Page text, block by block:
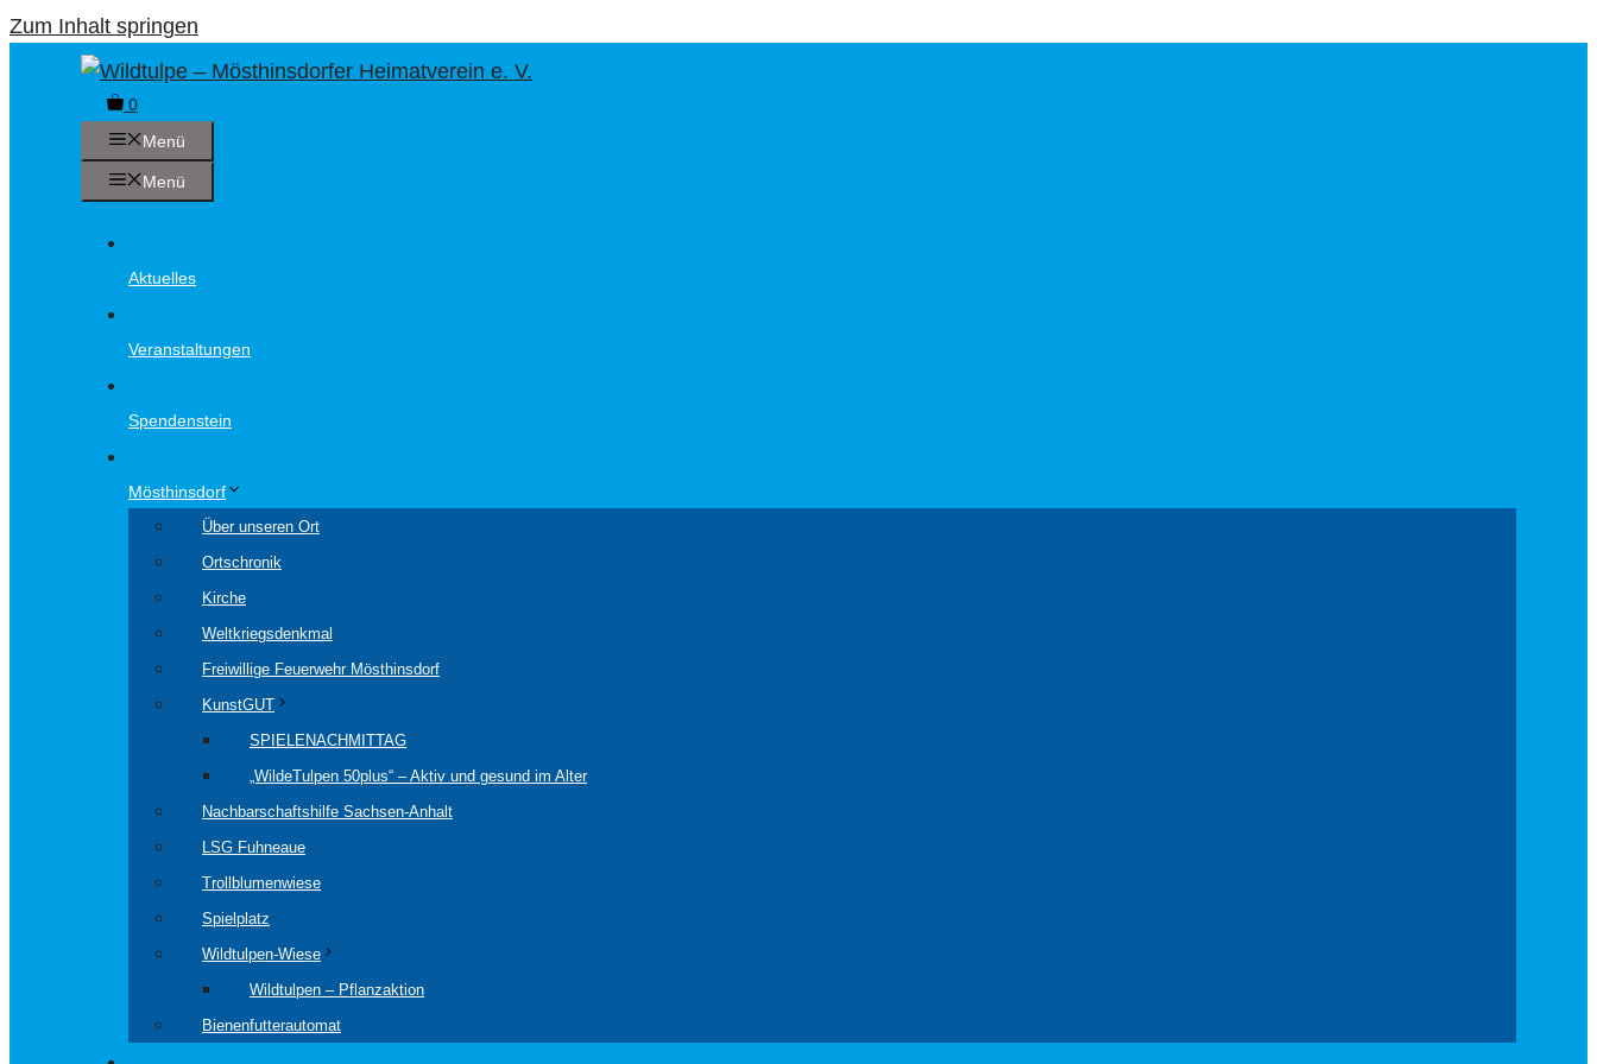
Zum Inhalt springen
0
Menü
Menü
Aktuelles
Veranstaltungen
Spendenstein
Mösthinsdorf
Über unseren Ort
Ortschronik
Kirche
Weltkriegsdenkmal
Freiwillige Feuerwehr Mösthinsdorf
KunstGUT
SPIELENACHMITTAG
„WildeTulpen 50plus“ – Aktiv und gesund im Alter
Nachbarschaftshilfe Sachsen-Anhalt
LSG Fuhneaue
Trollblumenwiese
Spielplatz
Wildtulpen-Wiese
Wildtulpen – Pflanzaktion
Bienenfutterautomat